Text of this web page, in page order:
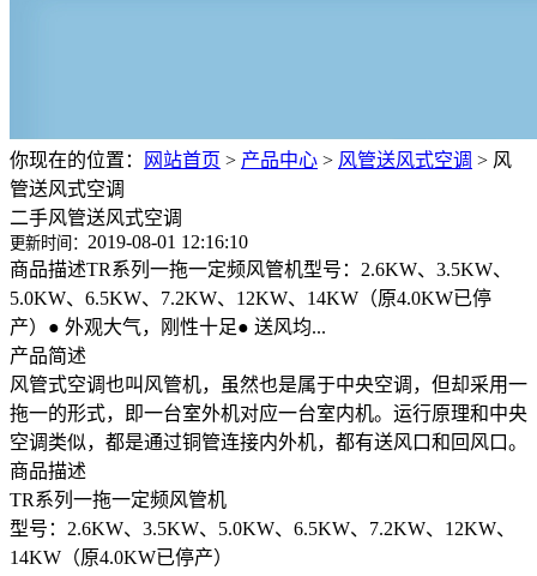
你现在的位置： 网站首页 > 产品中心 > 风管送风式空调 > 风
管送风式空调
二手风管送风式空调
更新时间： 2019-08-01 12:16:10
商品描述TR系列一拖一定频风管机型号：2.6KW、3.5KW、
5.0KW、6.5KW、7.2KW、12KW、14KW（原4.0KW已停
产）● 外观大气，刚性十足● 送风均...
产品简述
风管式空调也叫风管机，虽然也是属于中央空调，但却采用一
拖一的形式，即一台室外机对应一台室内机。运行原理和中央
空调类似，都是通过铜管连接内外机，都有送风口和回风口。
商品描述
TR系列一拖一定频风管机
型号：2.6KW、3.5KW、5.0KW、6.5KW、7.2KW、12KW、
14KW（原4.0KW已停产）